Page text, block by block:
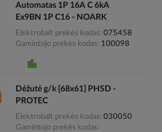
Automatas 1P 16A C 6kA
Ex9BN 1P C16 - NOARK
Elektrobalt prekės kodas 075458
Gamintojo prekės kodas
100098
Dėžutė g/k [68x61] PHSD -
PROTEC
Elektrobalt prekės kodas 030050
Gamintojo prekės kodas